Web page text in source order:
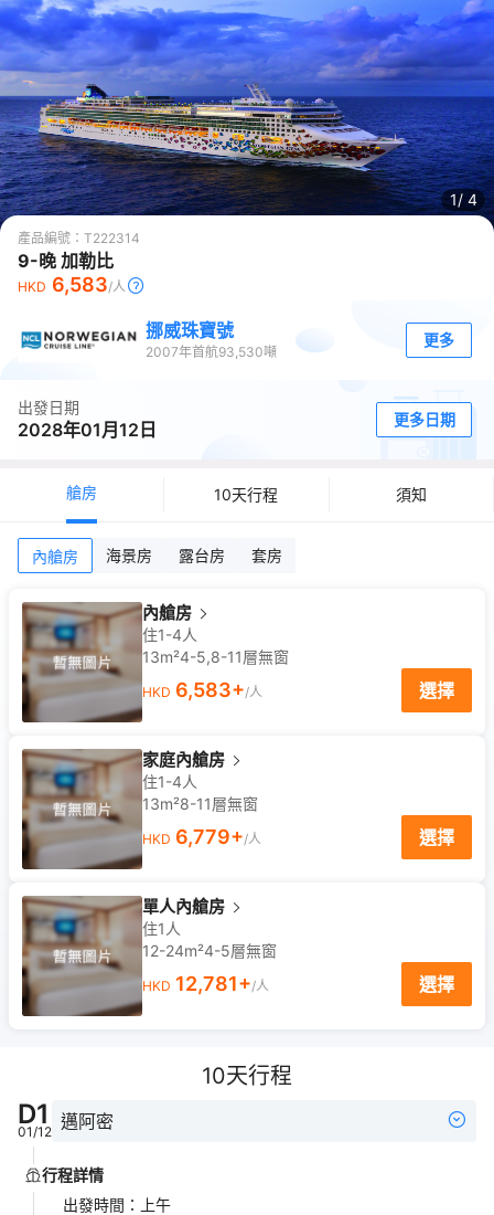
1/ 4
產品編號： T222314
9-晚 加勒比
HKD 6,583/人
挪威珠寶號
2007年首航93,530噸
更多
出發日期
2028年01月12日 更多日期
艙房 10天行程 須知
內艙房 海景房 露台房 套房
內艙房
住1-4人
13m²4-5,8-11層無窗
HKD 6,583+/人 選擇
家庭內艙房
住1-4人
13m²8-11層無窗
HKD 6,779+/人 選擇
單人內艙房
住1人
12-24m²4-5層無窗
HKD 12,781+/人 選擇
10天行程
D1
01/12 邁阿密
行程詳情
出發時間 ： 上午